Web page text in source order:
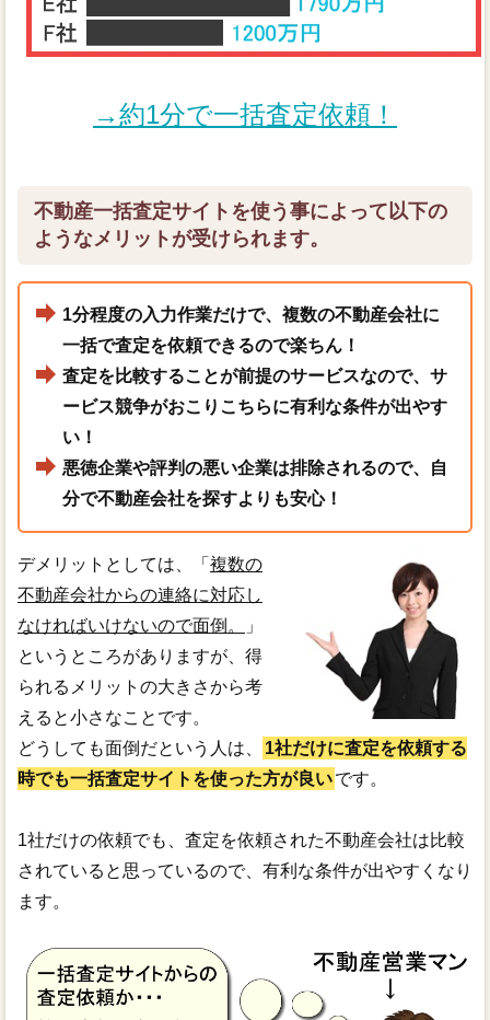
→約1分で一括査定依頼！
不動産一括査定サイトを使う事によって以下の
ようなメリットが受けられます。
1分程度の入力作業だけで、複数の不動産会社に
一括で査定を依頼できるので楽ちん！
査定を比較することが前提のサービスなので、サ
ービス競争がおこりこちらに有利な条件が出やす
い！
悪徳企業や評判の悪い企業は排除されるので、自
分で不動産会社を探すよりも安心！
デメリットとしては、「 複数の
不動産会社からの連絡に対応し
なければいけないので面倒。
」
というところがありますが、得
られるメリットの大きさから考
えると小さなことです。
どうしても面倒だという人は、
1社だけに査定を依頼する
時でも一括査定サイトを使った方が良いです。
1社だけの依頼でも、査定を依頼された不動産会社は比較
されていると思っているので、有利な条件が出やすくなり
ます。